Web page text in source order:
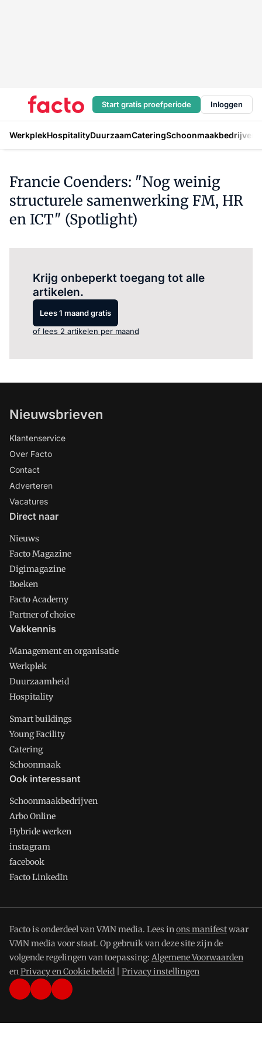
Start gratis proefperiode Inloggen
WerkplekHospitalityDuurzaamCateringSchoonmaakbedrijven
Francie Coenders: "Nog weinig
structurele samenwerking FM, HR
en ICT" (Spotlight)
Krijg onbeperkt toegang tot alle
artikelen.
Lees 1 maand gratis
of lees 2 artikelen per maand
Nieuwsbrieven
Klantenservice
Over Facto
Contact
Adverteren
Vacatures
Direct naar
Nieuws
Facto Magazine
Digimagazine
Boeken
Facto Academy
Partner of choice
Vakkennis
Management en organisatie
Werkplek
Duurzaamheid
Hospitality
Smart buildings
Young Facility
Catering
Schoonmaak
Ook interessant
Schoonmaakbedrijven
Arbo Online
Hybride werken
instagram
facebook
Facto LinkedIn
Facto is onderdeel van VMN media. Lees inons manifestwaar
VMN media voor staat. Op gebruik van deze site zijn de
volgende regelingen van toepassing: Algemene Voorwaarden
enPrivacy en Cookie beleid Privacy instellingen